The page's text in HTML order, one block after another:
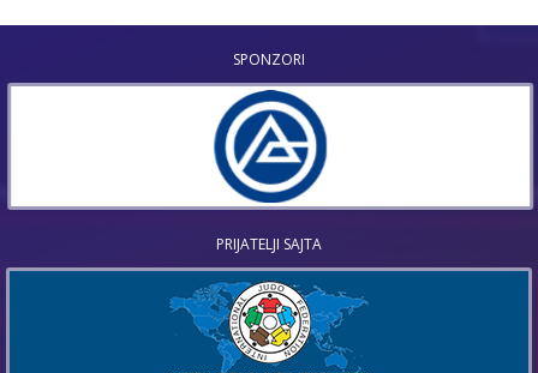
SPONZORI
PRIJATELJI SAJTA